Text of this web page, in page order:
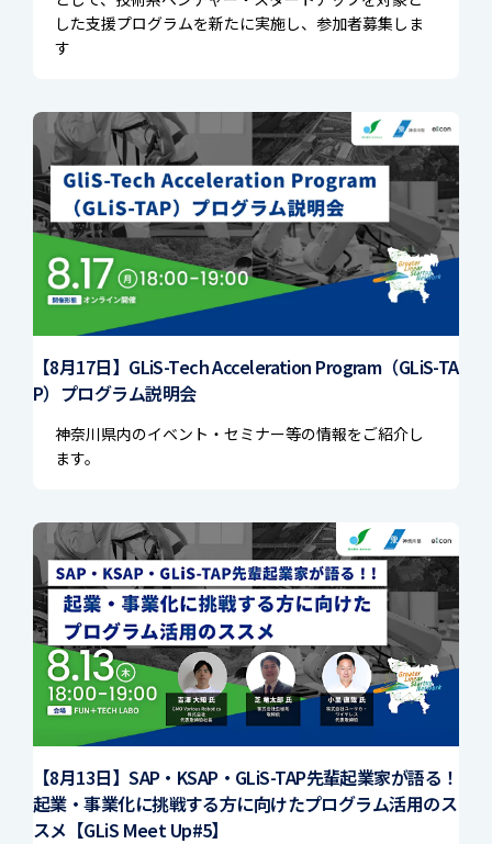
した支援プログラムを新たに実施し、参加者募集しま
す
【8月17日】GLiS-Tech Acceleration Program（GLiS-TA
P）プログラム説明会
神奈川県内のイベント・セミナー等の情報をご紹介し
ます。
【8月13日】SAP・KSAP・GLiS-TAP先輩起業家が語る！
起業・事業化に挑戦する方に向けたプログラム活用のス
スメ【GLiS Meet Up#5】